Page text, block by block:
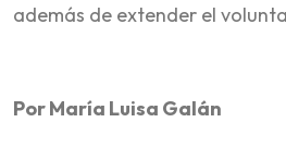
además de extender el
Por María Luisa Galán